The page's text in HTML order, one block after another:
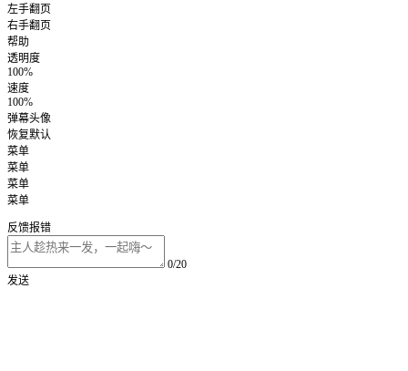
左手翻页
右手翻页
帮助
透明度
100%
速度
100%
弹幕头像
恢复默认
菜单
菜单
菜单
菜单
反馈报错
0/20
发送